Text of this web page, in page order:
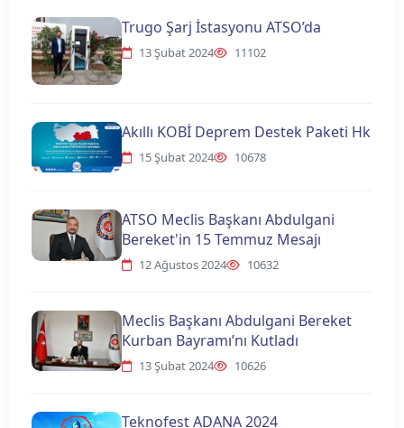
Trugo Şarj İstasyonu ATSO’da
13 Şubat 2024 11102
Akıllı KOBİ Deprem Destek Paketi Hk
15 Şubat 2024 10678
ATSO Meclis Başkanı Abdulgani
Bereket'in 15 Temmuz Mesajı
12 Ağustos 2024 10632
Meclis Başkanı Abdulgani Bereket
Kurban Bayramı’nı Kutladı
13 Şubat 2024 10626
Teknofest ADANA 2024